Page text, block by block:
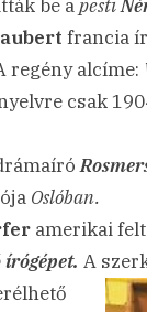
be apesti
francia
regény alcíme:
csak
Oslóban.
amerikai
A